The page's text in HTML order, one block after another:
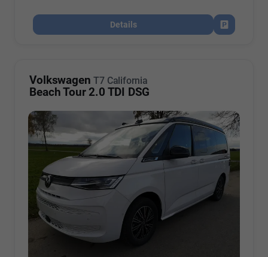
Details
Fahrzeug
Volkswagen T7 California
Beach Tour 2.0 TDI DSG